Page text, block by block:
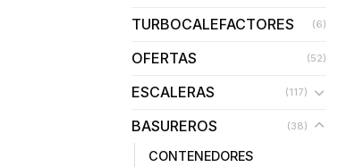
TURBOCALEFACTORES (6)
OFERTAS (52)
ESCALERAS (117)
BASUREROS (38)
CONTENEDORES